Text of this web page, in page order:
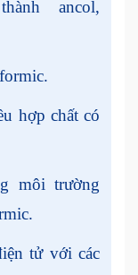
ancol,
hợp chất có
môi trường
tử với các